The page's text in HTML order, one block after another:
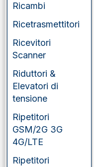
Ricambi
Ricetrasmettitori
Ricevitori
Scanner
Riduttori &
Elevatori di
tensione
Ripetitori
GSM/2G 3G
4G/LTE
Ripetitori